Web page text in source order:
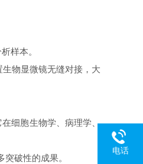
样本。
物显微镜无缝对接，大
细胞生物学、病理学、
破性的成果。
电话